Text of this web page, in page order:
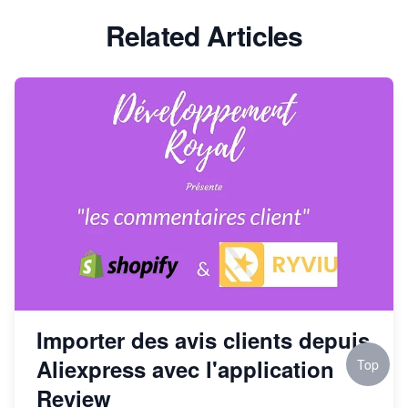
Related Articles
Importer des avis clients depuis
Aliexpress avec l'application
Review
Top